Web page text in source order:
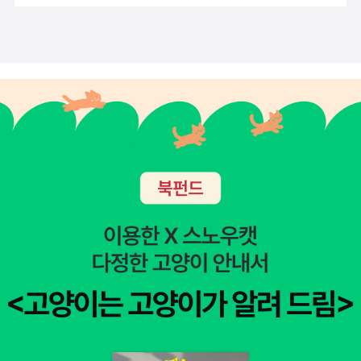
뭐 그런 건방진 생각으로 읽고 있는 것이 아닐까? 심히 의심스럽
다.한 번씩 아이들의 머리속에 들어가보고 싶다.정말 어떤 생각으
로 책을 읽고 있으며,어떤 생각으로 행동을 하고 있으며,어떤 생
커갈수록 더욱더 녀석들의 머리속이 궁금하다.
다.오늘 보았던 공연들은 평생을 가서도 잊지 못할 것 같다. 기대
하고 온 것은 이어령 선생님의 강연이었지만, 휴식을 하기 위해
이 자리에 오신 것이라는 말씀에 공연에 집중하기로 했다. 단지
박자를 맞추는 타악기가 모인 사물놀이가 만들어낸, 멜로디는 없
어도 충분히 아름다운 우리 민족 고유의 박자의 화음. .이렇게 오
늘은 참으로 좋은 구경을 한 것 같다.
법’은 배울 수 없는 게 현실이다. 이어령 선생의 무궁무진한 지적
편력, 사물을 꿰뚫어 보는 예리한 통찰력, 거미줄과도 같은 상상
력이 고스란히 담긴 이 책은 어린이들 스스로 일상생활 속에서
조적 인재’로 자라나는 데 한 장의 지도가 되어 줄 것이다. 남과
다른 미래를 꿈꾸는 어린이들에게 이 책은 ‘창의력 교과서’로도
손색이 없을 것이다.1권 생각 깨우기 “그거 아니? 생각은 쓰면 쓸
수록 커진다는 사실!” 판도라의 상자 이야기에서 다윈의 발견까
지…… 내 안의 잠든 생각을 깨워 줄 일곱 가지 생각 도구를 만난
다 2권 생각을 달리자 “내 안의 숨은 생각 지도를 찾아라!” 칭기
즈칸 이야기에서 만유인력의 법칙까지…… 내 생각을 달리게 해